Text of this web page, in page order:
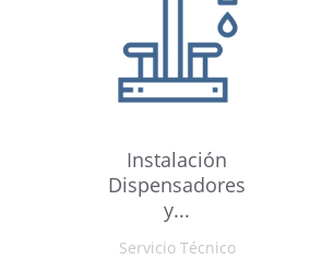
Instalación
Dispensadores
y...
Servicio Técnico